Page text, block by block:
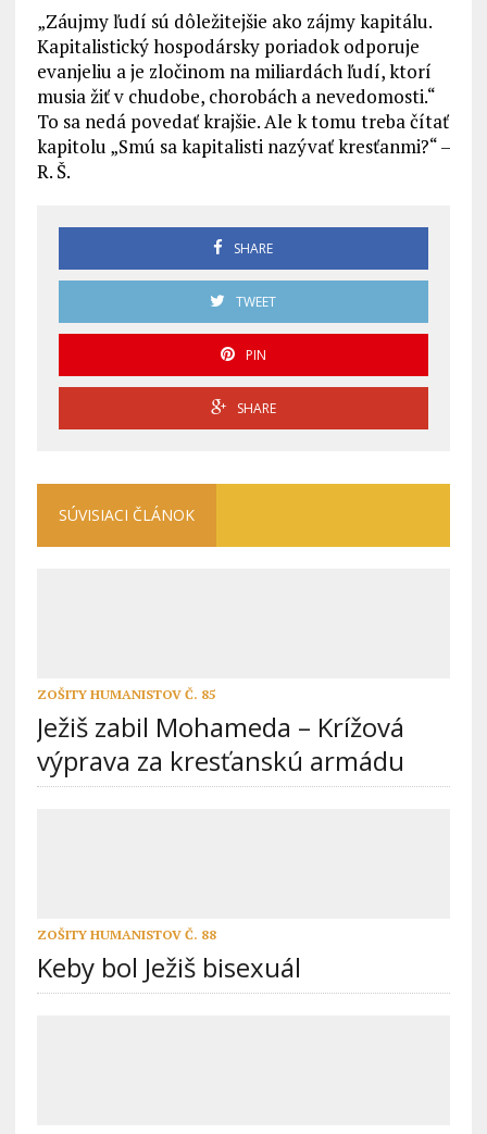
„Záujmy ľudí sú dôležitejšie ako zájmy kapitálu.
Kapitalistický hospodársky poriadok odporuje
evanjeliu a je zločinom na miliardách ľudí, ktorí
musia žiť v chudobe, chorobách a nevedomosti.“
To sa nedá povedať krajšie. Ale k tomu treba čítať
kapitolu „Smú sa kapitalisti nazývať kresťanmi?“ –
R. Š.
SHARE
TWEET
PIN
SHARE
SÚVISIACI ČLÁNOK
ZOŠITY HUMANISTOV Č. 85
Ježiš zabil Mohameda – Krížová
výprava za kresťanskú armádu
ZOŠITY HUMANISTOV Č. 88
Keby bol Ježiš bisexuál